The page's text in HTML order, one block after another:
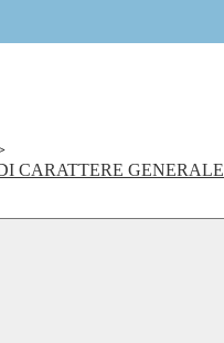
CARATTERE GENERALE